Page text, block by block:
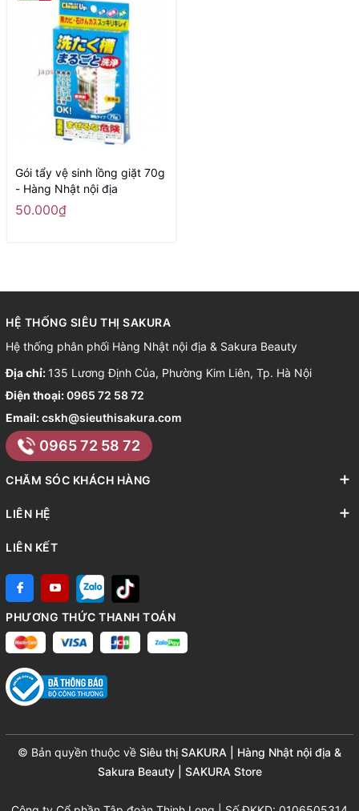
Gói tẩy vệ sinh lồng giặt 70g
- Hàng Nhật nội địa
50.000₫
HỆ THỐNG SIÊU THỊ SAKURA
Hệ thống phân phối Hàng Nhật nội địa & Sakura Beauty
Địa chỉ: 135 Lương Định Của, Phường Kim Liên, Tp. Hà Nội
Điện thoại:0965 72 58 72
Email:cskh@sieuthisakura.com
0965 72 58 72
CHĂM SÓC KHÁCH HÀNG
LIÊN HỆ
LIÊN KẾT
PHƯƠNG THỨC THANH TOÁN
© Bản quyền thuộc về Siêu thị SAKURA | Hàng Nhật nội địa &
Sakura Beauty | SAKURA Store